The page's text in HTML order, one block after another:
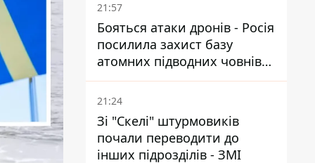
21:57
Бояться атаки дронів - Росія
посилила захист базу
атомних підводних човнів
за 7400 км від України
21:24
Зі "Скелі" штурмовиків
почали переводити до
інших підрозділів - ЗМІ